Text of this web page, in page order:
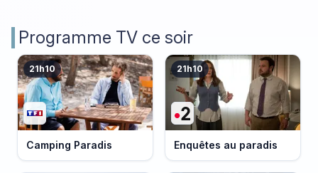
Programme TV ce soir
21h10
Camping Paradis
21h10
Enquêtes au paradis